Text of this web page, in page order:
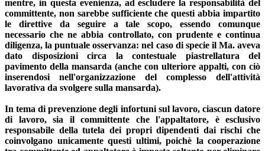
mentre, in questa evenienza, ad escludere la responsabilità del
committente, non sarebbe sufficiente che questi abbia impartito
le direttive da seguire a tale scopo, essendo comunque
necessario che ne abbia controllato, con prudente e continua
diligenza, la puntuale osservanza: nel caso di specie il Ma. aveva
dato disposizioni circa la contestuale piastrellatura del
pavimento della mansarda (anche con ulteriore appalti, con ciò
inserendosi nell'organizzazione del complesso dell'attività
lavorativa da svolgere sulla mansarda).
In tema di prevenzione degli infortuni sul lavoro, ciascun datore
di lavoro, sia il committente che l'appaltatore, è esclusivo
responsabile della tutela dei propri dipendenti dai rischi che
coinvolgano unicamente questi ultimi, poichè la cooperazione